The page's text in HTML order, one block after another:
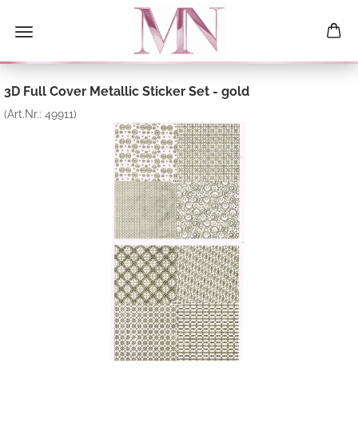
3D Full Cover Metallic Sticker Set - gold
(Art.Nr.: 49911)